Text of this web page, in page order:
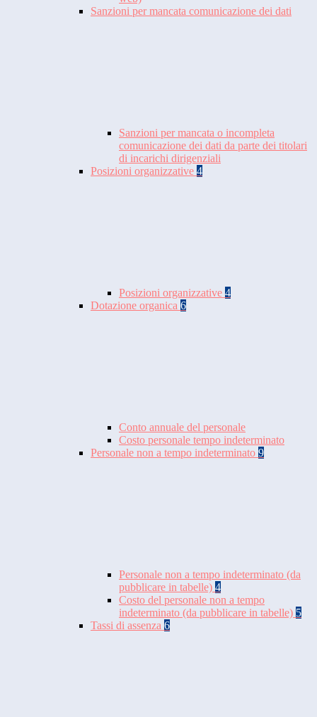
Sanzioni per mancata comunicazione dei dati
Sanzioni per mancata o incompleta
comunicazione dei dati da parte dei titolari
di incarichi dirigenziali
Posizioni organizzative 4
Posizioni organizzative 4
Dotazione organica 6
Conto annuale del personale
Costo personale tempo indeterminato
Personale non a tempo indeterminato 9
Personale non a tempo indeterminato (da
pubblicare in tabelle) 4
Costo del personale non a tempo
indeterminato (da pubblicare in tabelle) 5
Tassi di assenza 6